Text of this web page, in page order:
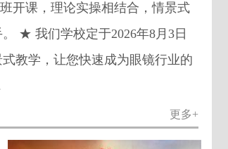
开课，理论实操相结合，情景式
★ 我们学校定于2026年8月3日
教学，让您快速成为眼镜行业的
更多+